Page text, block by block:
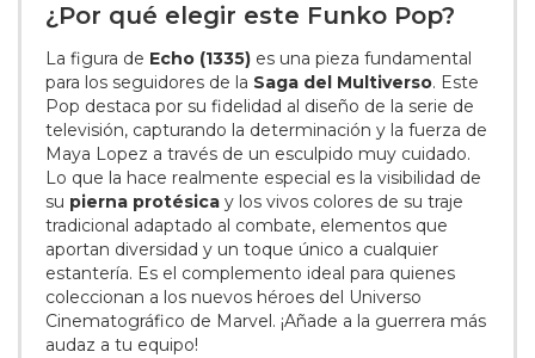
¿Por qué elegir este Funko Pop?
La figura de Echo (1335) es una pieza fundamental
para los seguidores de la Saga del Multiverso. Este
Pop destaca por su fidelidad al diseño de la serie de
televisión, capturando la determinación y la fuerza de
Maya Lopez a través de un esculpido muy cuidado.
Lo que la hace realmente especial es la visibilidad de
su pierna protésica y los vivos colores de su traje
tradicional adaptado al combate, elementos que
aportan diversidad y un toque único a cualquier
estantería. Es el complemento ideal para quienes
coleccionan a los nuevos héroes del Universo
Cinematográfico de Marvel. ¡Añade a la guerrera más
audaz a tu equipo!